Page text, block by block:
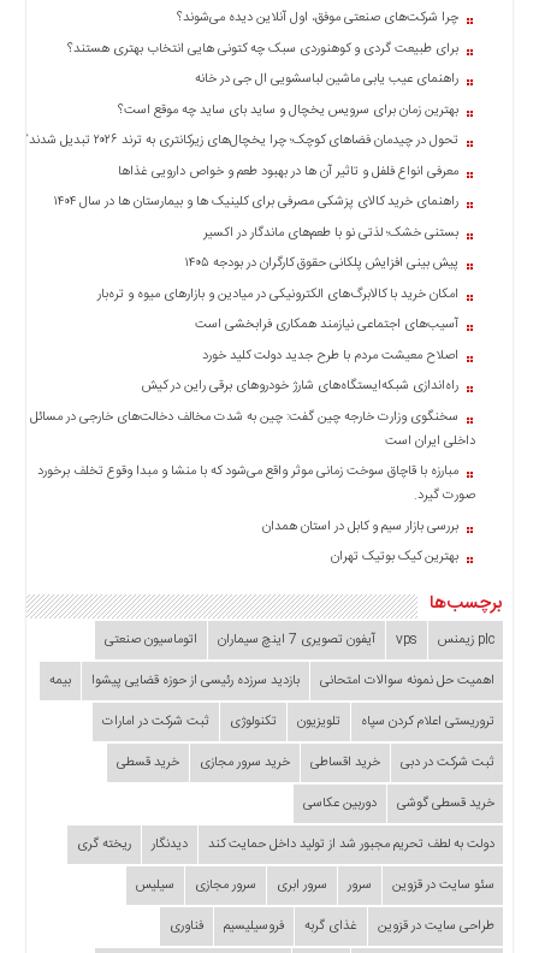
چرا شرکت‌های صنعتی موفق، اول آنلاین دیده می‌شوند؟
برای طبیعت گردی و کوهنوردی سبک چه کتونی هایی انتخاب بهتری هستند؟
راهنمای عیب یابی ماشین لباسشویی ال جی در خانه
بهترین زمان برای سرویس یخچال و ساید بای ساید چه موقع است؟
تحول در چیدمان فضاهای کوچک؛ چرا یخچال‌های زیرکانتری به ترند ۲۰۲۶ تبدیل شدند؟
معرفی انواع فلفل و تاثیر آن ‌ها در بهبود طعم و خواص دارویی غذاها
راهنمای خرید کالای پزشکی مصرفی برای کلینیک ها و بیمارستان ها در سال ۱۴۰۴
بستنی خشک؛ لذتی نو با طعم‌های ماندگار در اکسیر
پیش بینی افزایش پلکانی حقوق کارگران در بودجه ۱۴۰۵
امکان خرید با کالابرگ‌های الکترونیکی در میادین و بازارهای میوه و تره‌بار
آسیب‌های اجتماعی نیازمند همکاری فرابخشی است
اصلاح معیشت مردم با طرح جدید دولت کلید خورد
راه‌اندازی شبکه‌ایستگاه‌های شارژ خودروهای برقی راین در کیش
سخنگوی وزارت خارجه چین گفت: چین به شدت مخالف دخالت‌های خارجی در مسائل
داخلی ایران است
مبارزه با قاچاق سوخت زمانی موثر واقع می‌شود که با منشا و مبدا وقوع تخلف برخورد
صورت گیرد.
بررسی بازار سیم و کابل در استان همدان
بهترین کیک بوتیک تهران
برچسب‌ها
plc زیمنس vps آیفون تصویری 7 اینچ سیماران
اتوماسیون صنعتی
اهمیت حل نمونه سوالات امتحانی
بازدید سرزده‌ رئیسی از حوزه قضایی ‌پیشوا
بیمه
تروریستی اعلام کردن سپاه
تلویزیون تکنولوژی
ثبت شرکت در امارات
ثبت شرکت در دبی
خرید اقساطی خرید سرور مجازی
خرید قسطی
خرید قسطی گوشی
دوربین عکاسی
دولت به لطف تحریم مجبور شد از تولید داخل حمایت کند
دیدنگار
ریخته گری
سئو سایت در قزوین
سرور سرور ابری سرور مجازی
سیلیس
طراحی سایت در قزوین
غذای گربه فروسیلیسیم
فناوری